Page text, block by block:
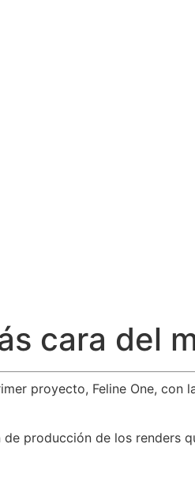
cara del
proyecto, Feline One, con
de producción de los renders